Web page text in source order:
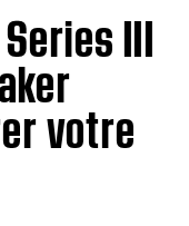
III
votre